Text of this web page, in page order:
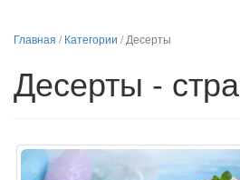
Главная /Категории /Десерты
Десерты -